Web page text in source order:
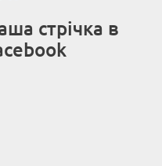
стрічка в